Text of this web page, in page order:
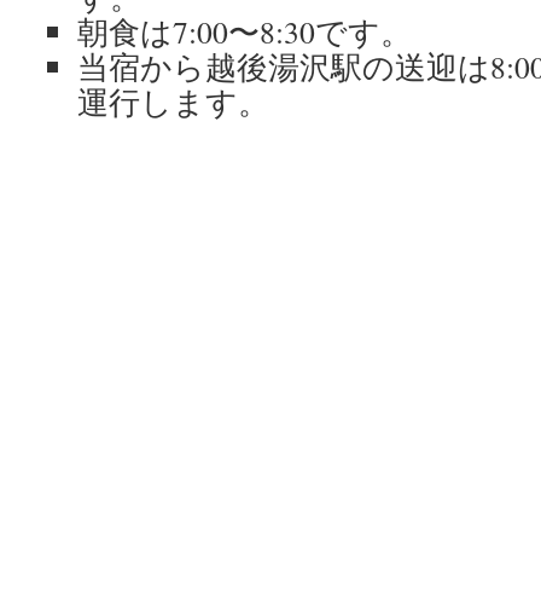
朝食は7:00〜8:30です。
当宿から越後湯沢駅の送迎は
運行します。